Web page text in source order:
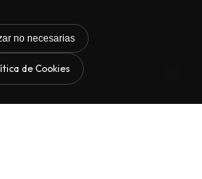
no necesarias
de Cookies